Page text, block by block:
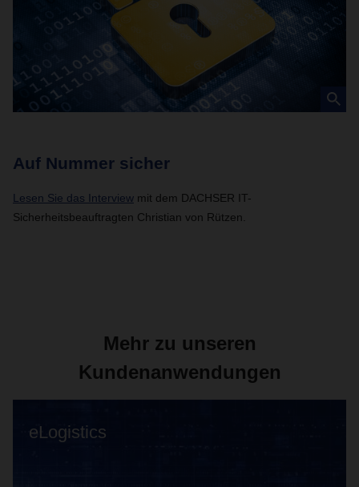
Auf Nummer sicher
Lesen Sie das Interview mit dem DACHSER IT-
Sicherheitsbeauftragten Christian von Rützen.
Mehr zu unseren
Kundenanwendungen
eLogistics